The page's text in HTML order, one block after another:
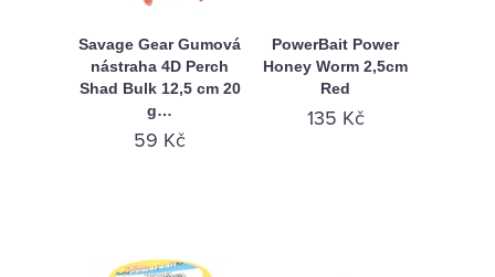
Savage Gear Gumová
nástraha 4D Perch
Shad Bulk 12,5 cm 20
g…
59 Kč
PowerBait Power
Honey Worm 2,5cm
Red
135 Kč